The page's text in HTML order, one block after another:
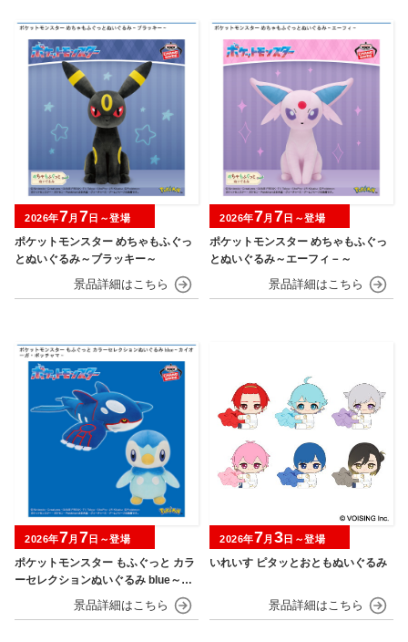
ポケットモンスター めちゃもふぐっ
とぬいぐるみ～ブラッキー～
2026年7月 7日～登場
ポケットモンスター めちゃもふぐっ
とぬいぐるみ～エーフィ－～
2026年7月 7日～登場
ポケットモンスター もふぐっと カラ
ーセレクションぬいぐるみ blue～カ
イオーガ・ポッチャマ～
2026年7月 7日～登場
いれいす ピタッとおともぬいぐるみ
2026年7月 3日～登場